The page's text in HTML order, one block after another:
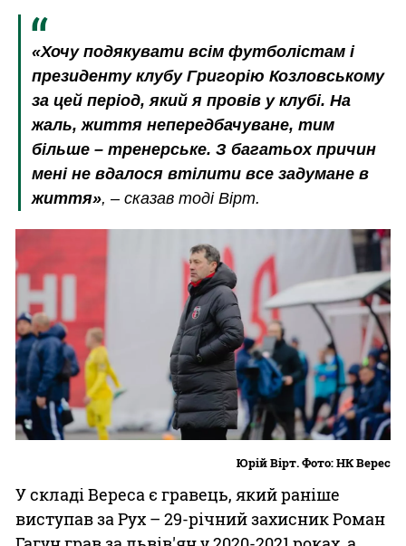
«Хочу подякувати всім футболістам і
президенту клубу Григорію Козловському
за цей період, який я провів у клубі. На
жаль, життя непередбачуване, тим
більше – тренерське. З багатьох причин
мені не вдалося втілити все задумане в
життя», – сказав тоді Вірт.
Юрій Вірт. Фото: НК Верес
У складі Вереса є гравець, який раніше
виступав за Рух – 29-річний захисник Роман